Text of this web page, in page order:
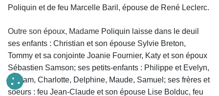
Poliquin et de feu Marcelle Baril, épouse de René Leclerc.
Outre son époux, Madame Poliquin laisse dans le deuil
ses enfants : Christian et son épouse Sylvie Breton,
Tommy et sa conjointe Joanie Fournier, Katy et son époux
Sébastien Samson; ses petits-enfants : Philippe et Evelyn,
William, Charlotte, Delphine, Maude, Samuel; ses frères et
soeurs : feu Jean-Claude et son épouse Lise Bolduc, feu